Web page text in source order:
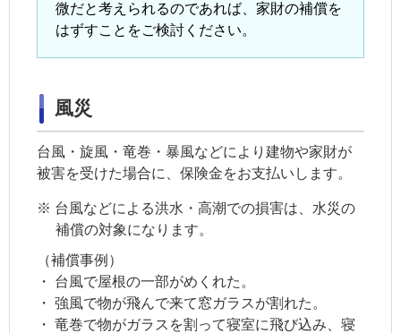
微だと考えられるのであれば、家財の補償を
はずすことをご検討ください。
風災
台風・旋風・竜巻・暴風などにより建物や家財が
被害を受けた場合に、保険金をお支払いします。
※ 台風などによる洪水・高潮での損害は、水災の
補償の対象になります。
（補償事例）
・
台風で屋根の一部がめくれた。
・ 強風で物が飛んで来て窓ガラスが割れた。
・ 竜巻で物がガラスを割って寝室に飛び込み、寝